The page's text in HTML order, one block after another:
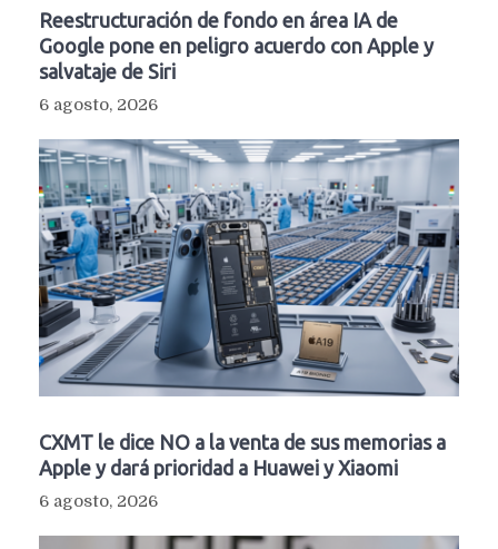
Reestructuración de fondo en área IA de
Google pone en peligro acuerdo con Apple y
salvataje de Siri
6 agosto, 2026
CXMT le dice NO a la venta de sus memorias a
Apple y dará prioridad a Huawei y Xiaomi
6 agosto, 2026